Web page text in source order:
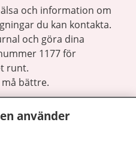
och information om
du kan kontakta.
och göra dina
1177 för
runt.
bättre.
använder